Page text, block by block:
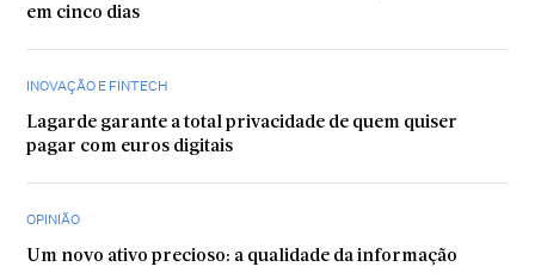
em cinco dias
INOVAÇÃO E FINTECH
Lagarde garante a total privacidade de quem quiser
pagar com euros digitais
OPINIÃO
Um novo ativo precioso: a qualidade da informação